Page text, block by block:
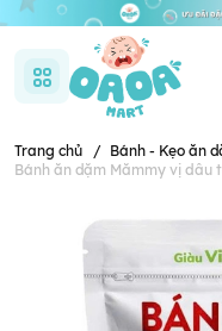
Trang chủ / Bánh - Kẹo ăn
Bánh ăn dặm Mămmy vị dâu